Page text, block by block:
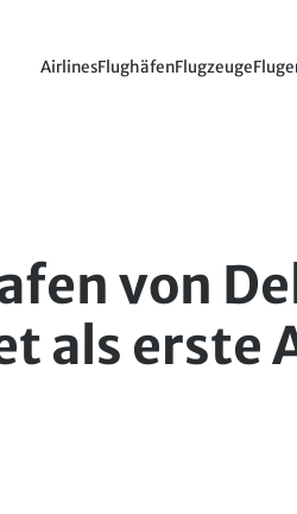
AirlinesFlughäfenFlugzeuge
von
als erste